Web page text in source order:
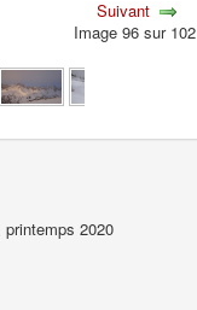
Suivant
Image 96 sur 102
2020